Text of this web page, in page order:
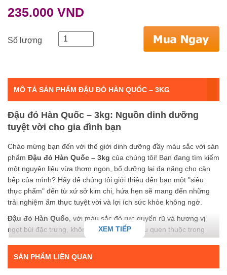
235.000 VND
Số lượng
MÔ TẢ SẢN PHẨM ĐẬU ĐỎ HÀN QUỐC – 3KG
Đậu đỏ Hàn Quốc – 3kg: Nguồn dinh dưỡng
tuyệt vời cho gia đình bạn
Chào mừng bạn đến với thế giới dinh dưỡng đầy màu sắc với sản
phẩm Đậu đỏ Hàn Quốc – 3kg của chúng tôi! Bạn đang tìm kiếm
một nguyên liệu vừa thơm ngon, bổ dưỡng lại đa năng cho căn
bếp của mình? Hãy để chúng tôi giới thiệu đến bạn một "siêu
thực phẩm" đến từ xứ sở kim chi, hứa hẹn sẽ mang đến những
trải nghiệm ẩm thực tuyệt vời và lợi ích sức khỏe không ngờ.
Đậu đỏ Hàn Quốc , với màu sắc đỏ rực quyến rũ và hương vị
ngọt bùi đặc trưng, không chỉ là nguyên liệu quen thuộc trong
thực hiện đại. Mỗi hạt đậu đều chứa đựng nguồn dinh dưỡng dồi
dào, từ protein thực vật, chất xơ, vitamin nhóm B, đến các khoáng
XEM TIẾP
SẢN PHẨM LIÊN QUAN